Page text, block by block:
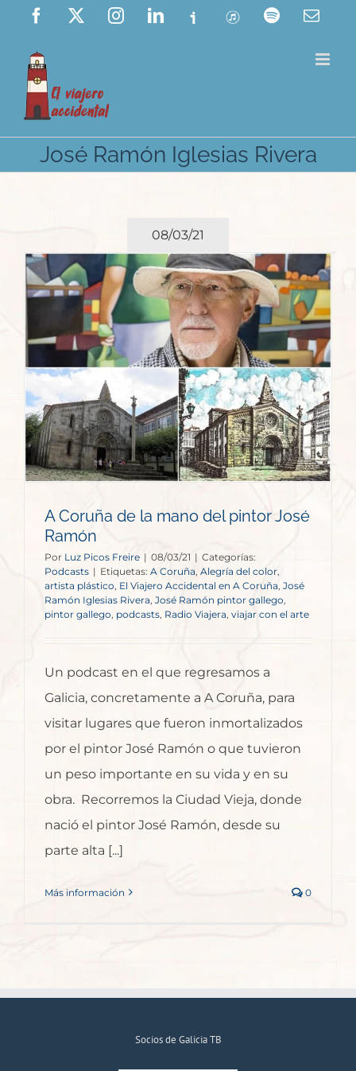
Saltar
contenido
Facebook InstagramLinkedIn
Ivoox ITunes Spotify
José Ramón Iglesias Rivera
08/03/21
A Coruña de la mano del pintor José
Ramón
Por Luz Picos Freire | 08/03/21 | Categorías:
Podcasts | Etiquetas: A Coruña Alegría del color,
artista plástico El Viajero Accidental en A Coruña, José
Ramón Iglesias Rivera José Ramón pintor gallego
pintor gallego podcasts Radio Viajera viajar con el arte
Un podcast en el que regresamos a
Galicia, concretamente a A Coruña, para
visitar lugares que fueron inmortalizados
por el pintor José Ramón o que tuvieron
un peso importante en su vida y en su
obra. Recorremos la Ciudad Vieja, donde
nació el pintor José Ramón, desde su
parte alta [...]
Más información 0
Socios de Galicia TB